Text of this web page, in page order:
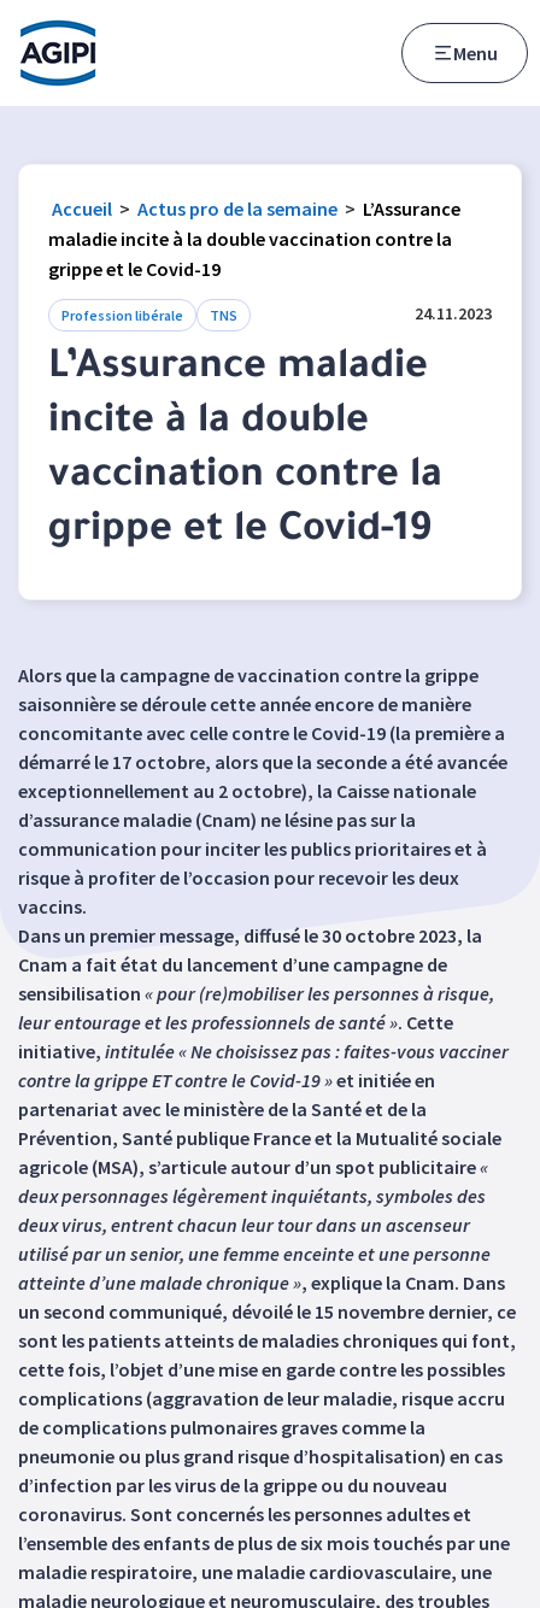
Accès au menu
Accès au contenu principal
Menu
Accueil > Actus pro de la semaine > L’Assurance
maladie incite à la double vaccination contre la
grippe et le Covid-19
Profession libérale TNS 24.11.2023
L’Assurance maladie
incite à la double
vaccination contre la
grippe et le Covid-19
Alors que la campagne de vaccination contre la grippe
saisonnière se déroule cette année encore de manière
concomitante avec celle contre le Covid-19 (la première a
démarré le 17 octobre, alors que la seconde a été avancée
exceptionnellement au 2 octobre), la Caisse nationale
d’assurance maladie (Cnam) ne lésine pas sur la
communication pour inciter les publics prioritaires et à
risque à profiter de l’occasion pour recevoir les deux
vaccins.
Dans un premier message, diffusé le 30 octobre 2023, la
Cnam a fait état du lancement d’une campagne de
sensibilisation « pour (re)mobiliser les personnes à risque,
leur entourage et les professionnels de santé ». Cette
initiative, intitulée « Ne choisissez pas : faites-vous vacciner
contre la grippe ET contre le Covid-19 »et initiée en
partenariat avec le ministère de la Santé et de la
Prévention, Santé publique France et la Mutualité sociale
agricole (MSA), s’articule autour d’un spot publicitaire«
deux personnages légèrement inquiétants, symboles des
deux virus, entrent chacun leur tour dans un ascenseur
utilisé par un senior, une femme enceinte et une personne
atteinte d’une malade chronique », explique la Cnam. Dans
un second communiqué, dévoilé le 15 novembre dernier, ce
sont les patients atteints de maladies chroniques qui font,
cette fois, l’objet d’une mise en garde contre les possibles
complications (aggravation de leur maladie, risque accru
de complications pulmonaires graves comme la
pneumonie ou plus grand risque d’hospitalisation) en cas
d’infection par les virus de la grippe ou du nouveau
coronavirus. Sont concernés les personnes adultes et
l’ensemble des enfants de plus de six mois touchés par une
maladie respiratoire, une maladie cardiovasculaire, une
maladie neurologique et neuromusculaire, des troubles